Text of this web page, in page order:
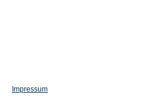
Impressum